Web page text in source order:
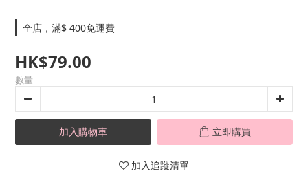
全店，滿$ 400免運費
HK$79.00
數量
加入購物車 立即購買
加入追蹤清單